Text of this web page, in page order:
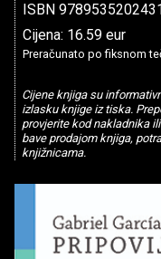
ISBN
Cijena: 16.59 eur
Preračunato po fiksnom
Cijene knjiga su
izlasku knjige iz tiska.
provjerite kod nakladnika
bave prodajom knjiga,
knjižnicama.